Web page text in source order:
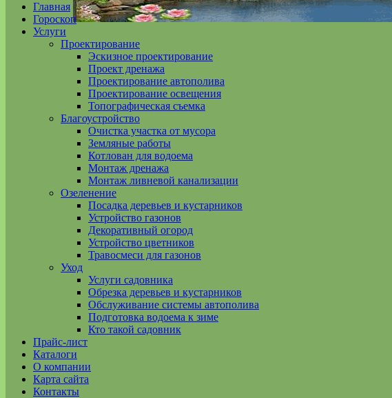
Главная
Гороскоп
Услуги
Проектирование
Эскизное проектирование
Проект дренажа
Проектирование автополива
Проектирование освещения
Топографическая съемка
Благоустройство
Очистка участка от мусора
Земляные работы
Котлован для водоема
Монтаж дренажа
Монтаж ливневой канализации
Озеленение
Посадка деревьев и кустарников
Устройство газонов
Декоративный огород
Устройство цветников
Травосмеси для газонов
Уход
Услуги садовника
Обрезка деревьев и кустарников
Обслуживание системы автополива
Подготовка водоема к зиме
Кто такой садовник
Прайс-лист
Каталоги
О компании
Карта сайта
Контакты